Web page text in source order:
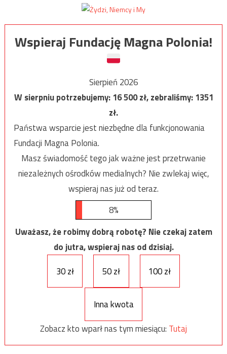
Wspieraj Fundację Magna Polonia!
Sierpień 2026
W sierpniu potrzebujemy:16 500zł, zebraliśmy:1351
zł.
Państwa wsparcie jest niezbędne dla funkcjonowania
Fundacji Magna Polonia.
Masz świadomość tego jak ważne jest przetrwanie
niezależnych ośrodków medialnych? Nie zwlekaj więc,
wspieraj nas już od teraz.
8%
Uważasz, że robimy dobrą robotę? Nie czekaj zatem
do jutra, wspieraj nas od dzisiaj.
30 zł
50 zł 100 zł
Inna kwota
Zobacz kto wparł nas tym miesiącu: Tutaj